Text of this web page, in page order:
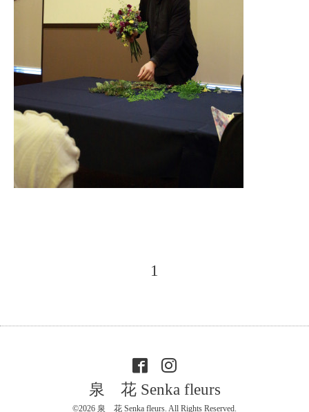
1
泉 花 Senka fleurs
©2026 泉 花 Senka fleurs . All Rights Reserved.